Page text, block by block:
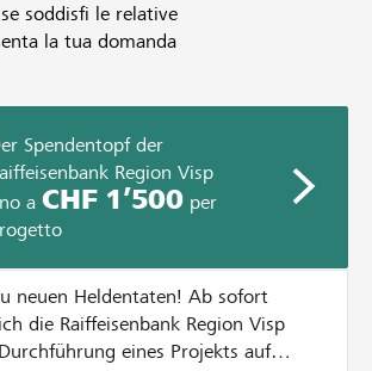
soddisfi le relative
la tua domanda
Spendentopf der
Region Visp
a CHF 1’500per
Heldentaten! Ab sofort
die Raiffeisenbank Region Visp
eines Projekts auf